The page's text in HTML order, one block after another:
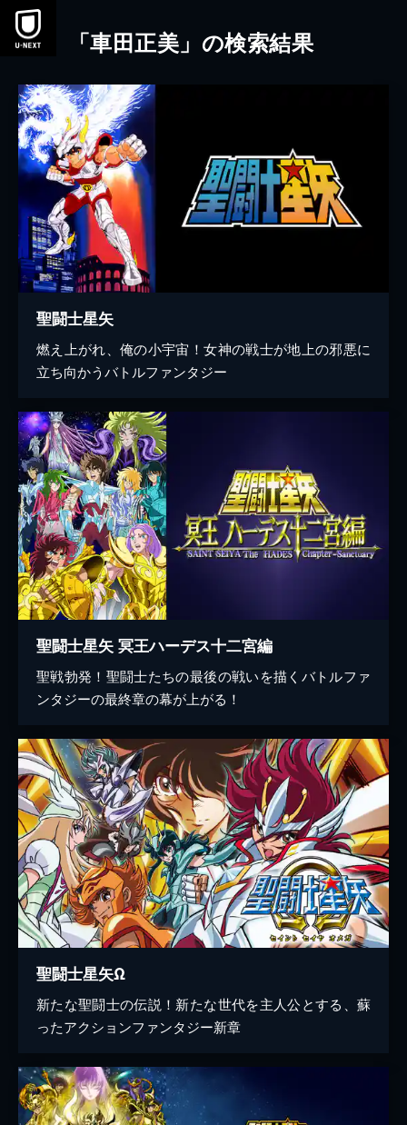
本文へスキップ
「車田正美」の検索結果
聖闘士星矢
燃え上がれ、俺の小宇宙！女神の戦士が地上の邪悪に
立ち向かうバトルファンタジー
聖闘士星矢 冥王ハーデス十二宮編
聖戦勃発！聖闘士たちの最後の戦いを描くバトルファ
ンタジーの最終章の幕が上がる！
聖闘士星矢Ω
新たな聖闘士の伝説！新たな世代を主人公とする、蘇
ったアクションファンタジー新章